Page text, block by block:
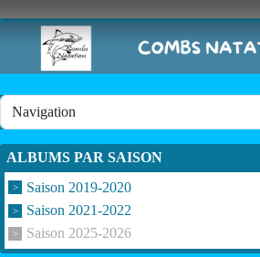
ALBUMS PAR SAISON
Saison 2019-2020
Saison 2021-2022
Saison 2025-2026